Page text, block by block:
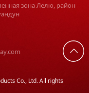
зона Лелю, район
Co., Ltd. All rights